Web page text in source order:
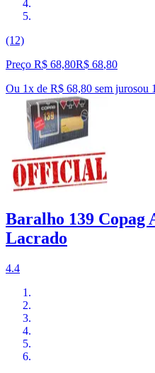
(12)
Preço R$ 68,80R$ 68,80
Ou 1x de R$ 68,80 sem jurosou 1
Baralho 139 Copag
Lacrado
4.4